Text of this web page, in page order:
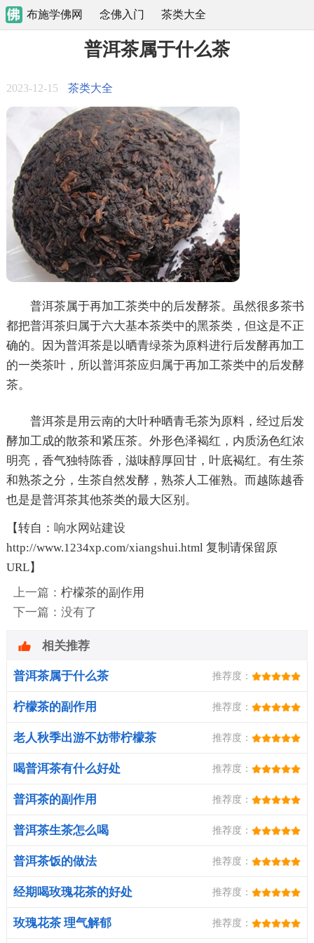
布施学佛网 念佛入门 茶类大全
普洱茶属于什么茶
2023-12-15 茶类大全
普洱茶属于再加工茶类中的后发酵茶。虽然很多茶书
都把普洱茶归属于六大基本茶类中的黑茶类，但这是不正
确的。因为普洱茶是以晒青绿茶为原料进行后发酵再加工
的一类茶叶，所以普洱茶应归属于再加工茶类中的后发酵
茶。
普洱茶是用云南的大叶种晒青毛茶为原料，经过后发
酵加工成的散茶和紧压茶。外形色泽褐红，内质汤色红浓
明亮，香气独特陈香，滋味醇厚回甘，叶底褐红。有生茶
和熟茶之分，生茶自然发酵，熟茶人工催熟。而越陈越香
也是是普洱茶其他茶类的最大区别。
【转自： 响水网站建设
http://www.1234xp.com/xiangshui.html 复制请保留原
URL】
上一篇： 柠檬茶的副作用
下一篇：没有了
普洱茶属于什么茶 推荐度：
柠檬茶的副作用 推荐度：
老人秋季出游不妨带柠檬茶 推荐度：
喝普洱茶有什么好处 推荐度：
普洱茶的副作用 推荐度：
普洱茶生茶怎么喝 推荐度：
普洱茶饭的做法 推荐度：
经期喝玫瑰花茶的好处 推荐度：
玫瑰花茶 理气解郁 推荐度：
相关推荐